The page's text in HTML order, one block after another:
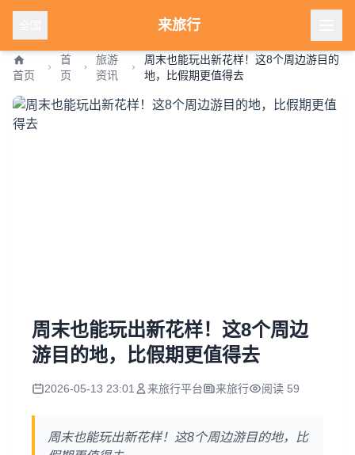
来旅行
首页
首
页
旅游
资讯
周末也能玩出新花样！这8个周边游目的
地，比假期更值得去
周末也能玩出新花样！这8个周边
游目的地，比假期更值得去
2026-05-13 23:01 来旅行平台 来旅行 阅读 59
周末也能玩出新花样！这8个周边游目的地，比